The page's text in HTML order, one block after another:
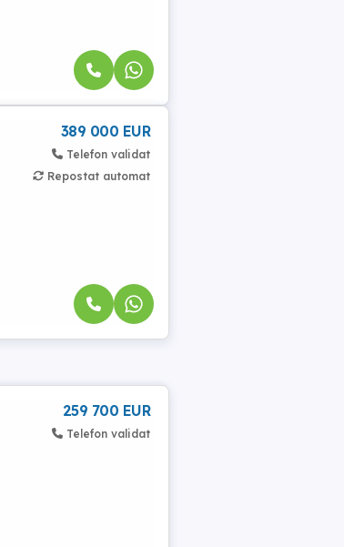
389 000 EUR
Telefon validat
Repostat automat
259 700 EUR
Telefon validat